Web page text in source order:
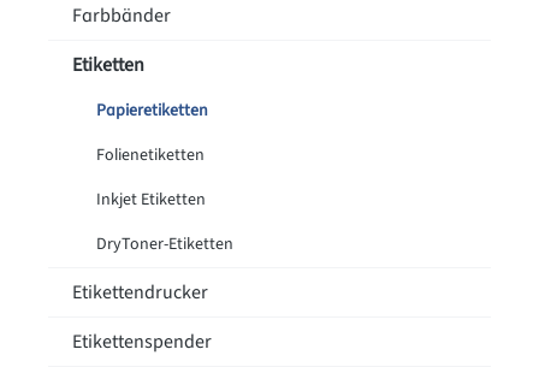
Farbbänder
Etiketten
Papieretiketten
Folienetiketten
Inkjet Etiketten
DryToner-Etiketten
Etikettendrucker
Etikettenspender